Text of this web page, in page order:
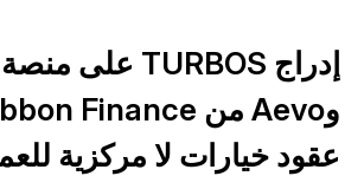
خيارات لا مركزية